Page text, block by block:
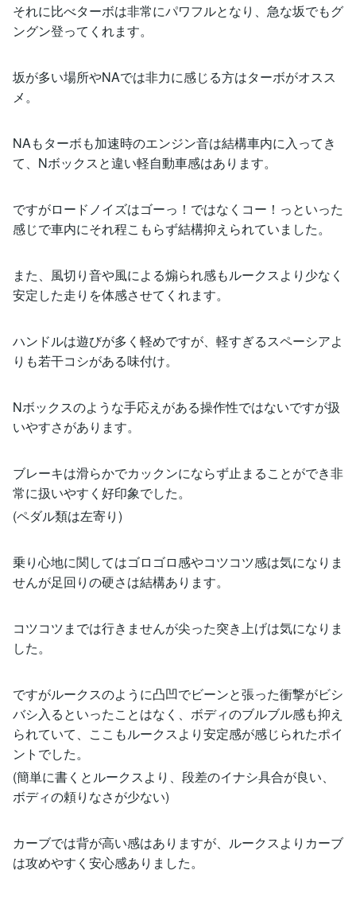
それに比べターボは非常にパワフルとなり、急な坂でもグ
ングン登ってくれます。
坂が多い場所やNAでは非力に感じる方はターボがオスス
メ。
NAもターボも加速時のエンジン音は結構車内に入ってき
て、Nボックスと違い軽自動車感はあります。
ですがロードノイズはゴーっ！ではなくコー！っといった
感じで車内にそれ程こもらず結構抑えられていました。
また、風切り音や風による煽られ感もルークスより少なく
安定した走りを体感させてくれます。
ハンドルは遊びが多く軽めですが、軽すぎるスペーシアよ
りも若干コシがある味付け。
Nボックスのような手応えがある操作性ではないですが扱
いやすさがあります。
ブレーキは滑らかでカックンにならず止まることができ非
常に扱いやすく好印象でした。
(ペダル類は左寄り)
乗り心地に関してはゴロゴロ感やコツコツ感は気になりま
せんが足回りの硬さは結構あります。
コツコツまでは行きませんが尖った突き上げは気になりま
した。
ですがルークスのように凸凹でビーンと張った衝撃がビシ
バシ入るといったことはなく、ボディのブルブル感も抑え
られていて、ここもルークスより安定感が感じられたポイ
ントでした。
(簡単に書くとルークスより、段差のイナシ具合が良い、
ボディの頼りなさが少ない)
カーブでは背が高い感はありますが、ルークスよりカーブ
は攻めやすく安心感ありました。